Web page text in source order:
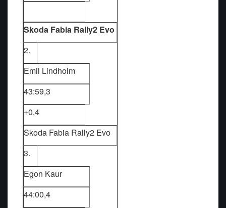
Skoda Fabia Rally2 Evo
2.
Emil Lindholm
43:59,3
+0,4
Skoda Fabia Rally2 Evo
3.
Egon Kaur
44:00,4